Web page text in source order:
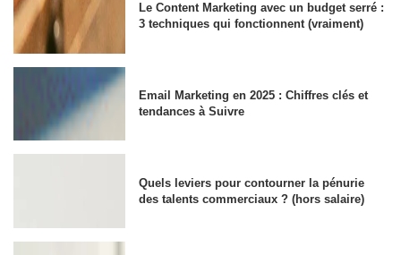
Le Content Marketing avec un budget serré :
3 techniques qui fonctionnent (vraiment)
Email Marketing en 2025 : Chiffres clés et
tendances à Suivre
Quels leviers pour contourner la pénurie
des talents commerciaux ? (hors salaire)